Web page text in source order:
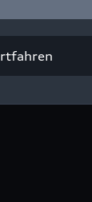
der